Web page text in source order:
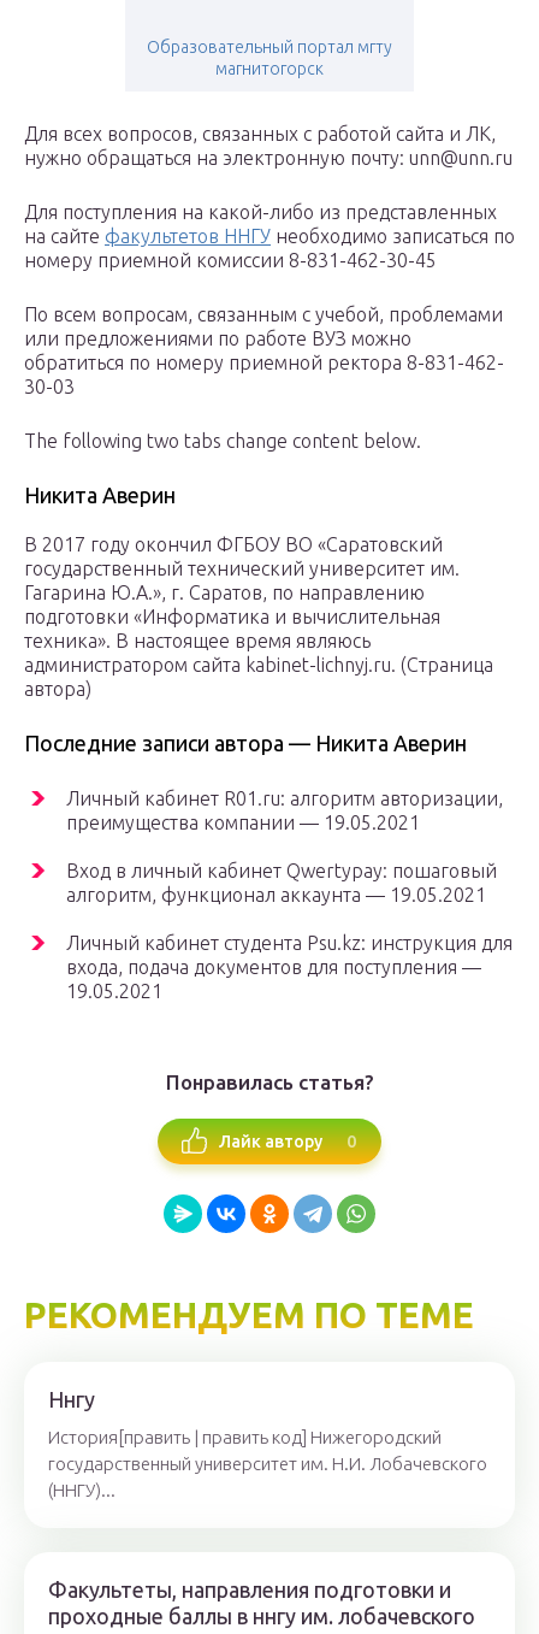
Образовательный портал мгту
магнитогорск
Для всех вопросов, связанных с работой сайта и ЛК,
нужно обращаться на электронную почту: unn@unn.ru
Для поступления на какой-либо из представленных
на сайте факультетов ННГУ необходимо записаться по
номеру приемной комиссии 8-831-462-30-45
По всем вопросам, связанным с учебой, проблемами
или предложениями по работе ВУЗ можно
обратиться по номеру приемной ректора 8-831-462-
30-03
The following two tabs change content below.
Никита Аверин
В 2017 году окончил ФГБОУ ВО «Саратовский
государственный технический университет им.
Гагарина Ю.А.», г. Саратов, по направлению
подготовки «Информатика и вычислительная
техника». В настоящее время являюсь
администратором сайта kabinet-lichnyj.ru. (Страница
автора)
Последние записи автора — Никита Аверин
Личный кабинет R01.ru: алгоритм авторизации,
преимущества компании — 19.05.2021
Вход в личный кабинет Qwertypay: пошаговый
алгоритм, функционал аккаунта — 19.05.2021
Личный кабинет студента Psu.kz: инструкция для
входа, подача документов для поступления —
19.05.2021
Понравилась статья?
Лайк автору 0
РЕКОМЕНДУЕМ ПО ТЕМЕ
Ннгу
История[править | править код] Нижегородский
государственный университет им. Н.И. Лобачевского
(ННГУ)...
Факультеты, направления подготовки и
проходные баллы в ннгу им. лобачевского